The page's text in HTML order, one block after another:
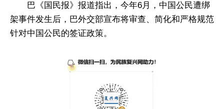
巴《国民报》报道指出，今年6月，中国公民遭绑
架事件发生后，巴外交部宣布将审查、简化和严格规范
针对中国公民的签证政策。